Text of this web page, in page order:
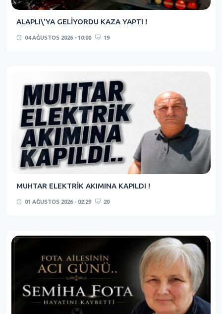
ALAPLI\'YA GELİYORDU KAZA YAPTI !
04 AĞUSTOS 2026 - 10:00 19
MUHTAR ELEKTRİK AKIMINA KAPILDI !
01 AĞUSTOS 2026 - 02:29 20